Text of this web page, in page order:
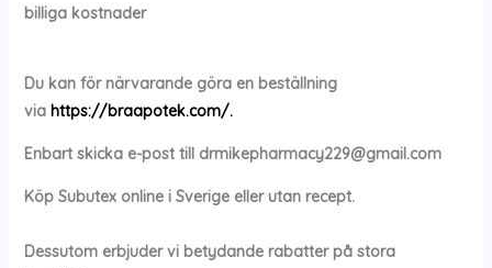
billiga kostnader
Du kan för närvarande göra en beställning
via https://braapotek.com/.
Enbart skicka e-post till drmikepharmacy229@gmail.com
Köp Subutex online i Sverige eller utan recept.
Dessutom erbjuder vi betydande rabatter på stora